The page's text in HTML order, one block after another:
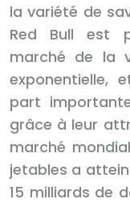
la variété de
Red Bull est
marché de la
exponentielle,
part
grâce à leur
marché
jetables a
15 milliards de